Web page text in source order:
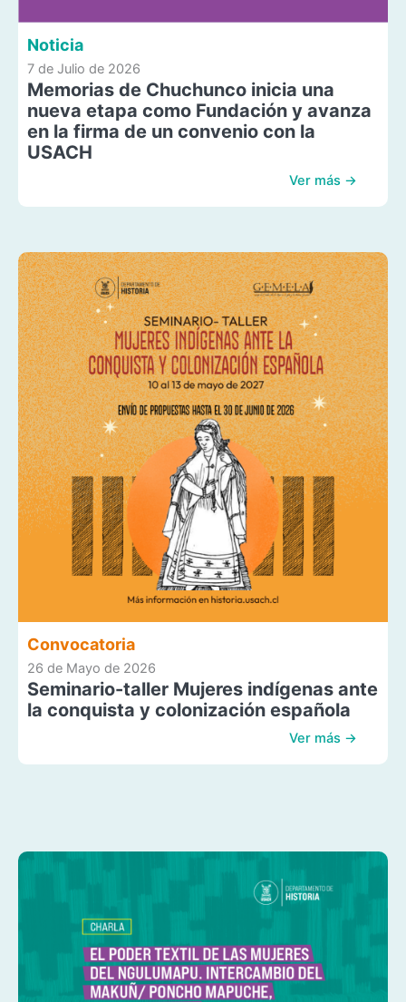
Noticia
7 de Julio de 2026
Memorias de Chuchunco inicia una
nueva etapa como Fundación y avanza
en la firma de un convenio con la
USACH
Ver más →
Convocatoria
26 de Mayo de 2026
Seminario-taller Mujeres indígenas ante
la conquista y colonización española
Ver más →